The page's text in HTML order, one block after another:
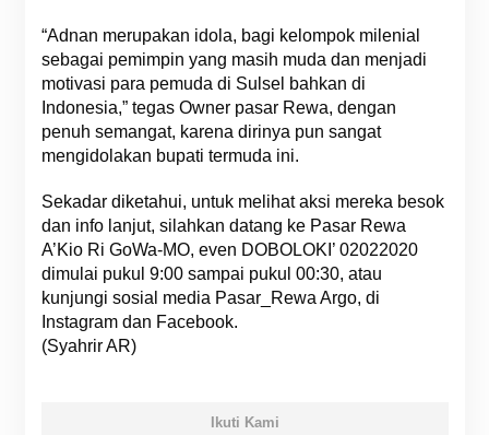
“Adnan merupakan idola, bagi kelompok milenial
sebagai pemimpin yang masih muda dan menjadi
motivasi para pemuda di Sulsel bahkan di
Indonesia,” tegas Owner pasar Rewa, dengan
penuh semangat, karena dirinya pun sangat
mengidolakan bupati termuda ini.
Sekadar diketahui, untuk melihat aksi mereka besok
dan info lanjut, silahkan datang ke Pasar Rewa
A’Kio Ri GoWa-MO, even DOBOLOKI’ 02022020
dimulai pukul 9:00 sampai pukul 00:30, atau
kunjungi sosial media Pasar_Rewa Argo, di
Instagram dan Facebook.
(Syahrir AR)
Ikuti Kami